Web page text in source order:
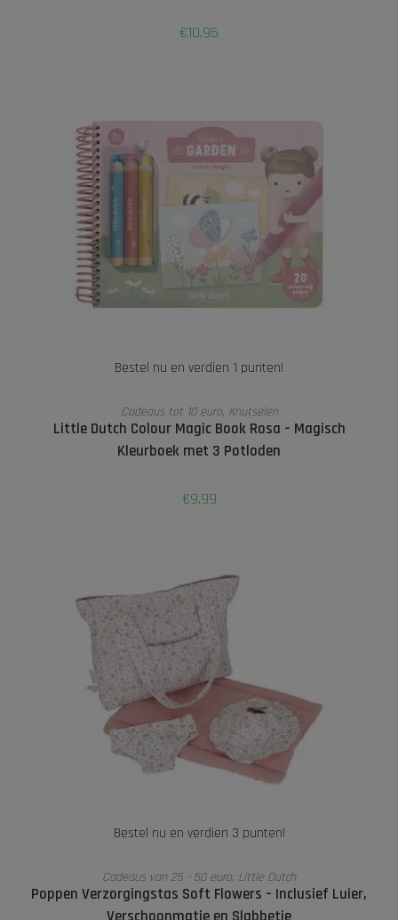
€10,95
Bestel nu en verdien 1 punten!
TOEVOEGEN AAN WINKELWAGEN
Cadeaus tot 10 euro, Knutselen
Little Dutch Colour Magic Book Rosa – Magisch
Kleurboek met 3 Potloden
€9,99
Bestel nu en verdien 3 punten!
TOEVOEGEN AAN WINKELWAGEN
Cadeaus van 25 - 50 euro, Little Dutch
Poppen Verzorgingstas Soft Flowers – Inclusief Luier,